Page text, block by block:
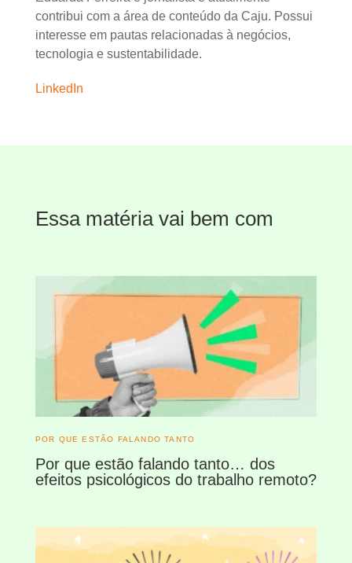
contribui com a área de conteúdo da Caju. Possui
interesse em pautas relacionadas à negócios,
tecnologia e sustentabilidade.
LinkedIn
Essa matéria vai bem com
POR QUE ESTÃO FALANDO TANTO
Por que estão falando tanto… dos
efeitos psicológicos do trabalho remoto?